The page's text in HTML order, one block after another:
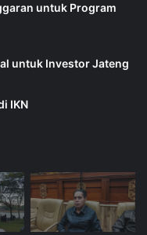
untuk Program
untuk Investor Jateng
IKN